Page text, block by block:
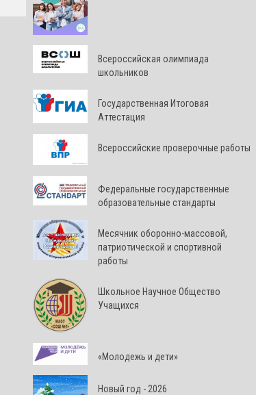
Всероссийская олимпиада
школьников
Государственная Итоговая
Аттестация
Всероссийские проверочные работы
Федеральные государственные
образовательные стандарты
Месячник оборонно-массовой,
патриотической и спортивной
работы
Школьное Научное Общество
Учащихся
«Молодежь и дети»
Новый год - 2026